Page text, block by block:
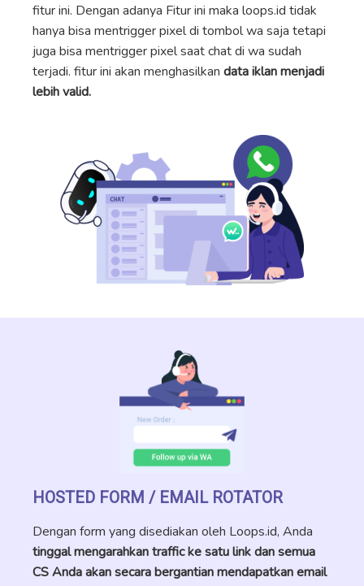
fitur ini. Dengan adanya Fitur ini maka loops.id tidak
hanya bisa mentrigger pixel di tombol wa saja tetapi
juga bisa mentrigger pixel saat chat di wa sudah
terjadi. fitur ini akan menghasilkan data iklan menjadi
lebih valid.
HOSTED FORM / EMAIL ROTATOR
Dengan form yang disediakan oleh Loops.id, Anda
tinggal mengarahkan traffic ke satu link dan semua
CS Anda akan secara bergantian mendapatkan email